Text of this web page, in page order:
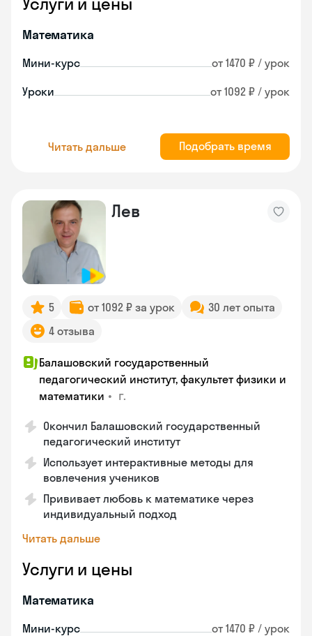
Математика
Мини-курс от 1470 ₽ / урок
Уроки от 1092 ₽ / урок
Читать дальше Подобрать время
Лев
5 от 1092 ₽ за урок
30 лет опыта
4 отзыва
Балашовский государственный
педагогический институт, факультет физики и
математики • г.
Окончил Балашовский государственный
педагогический институт
Использует интерактивные методы для
вовлечения учеников
Прививает любовь к математике через
индивидуальный подход
Читать дальше
Услуги и цены
Математика
Мини-курс от 1470 ₽ / урок